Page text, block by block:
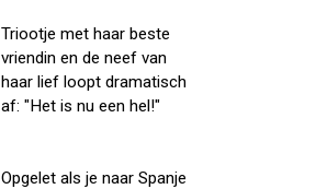
Triootje met haar beste
vriendin en de neef van
haar lief loopt dramatisch
af: "Het is nu een hel!"
Opgelet als je naar Spanje